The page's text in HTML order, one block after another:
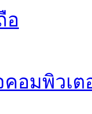
อ
อมพิวเต